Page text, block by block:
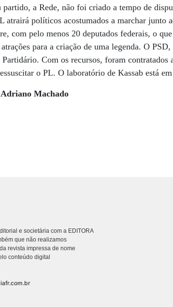
a Rede, não foi criado a tempo de
atrairá políticos acostumados a marchar junto
com pelo menos 20 deputados federais, o
para a criação de uma legenda. O
Com os recursos, foram contratados
o PL. O laboratório de Kassab está
Machado
e societária com a EDITORA
que não realizamos
revista impressa de nome
conteúdo digital